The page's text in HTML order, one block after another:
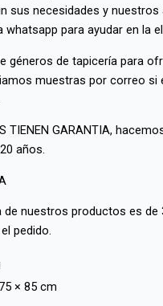
sus necesidades y nuestros
whatsapp para ayudar en la
géneros de tapicería para
muestras por correo si
TIENEN GARANTIA,
años.
de nuestros productos es de
pedido.
× 85 cm